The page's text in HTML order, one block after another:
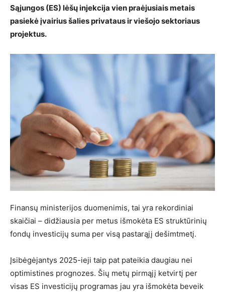
Sąjungos (ES) lėšų injekcija vien praėjusiais metais
pasiekė įvairius šalies privataus ir viešojo sektoriaus
projektus.
Finansų ministerijos duomenimis, tai yra rekordiniai
skaičiai – didžiausia per metus išmokėta ES struktūrinių
fondų investicijų suma per visą pastarąjį dešimtmetį.
Įsibėgėjantys 2025-ieji taip pat pateikia daugiau nei
optimistines prognozes. Šių metų pirmąjį ketvirtį per
visas ES investicijų programas jau yra išmokėta beveik